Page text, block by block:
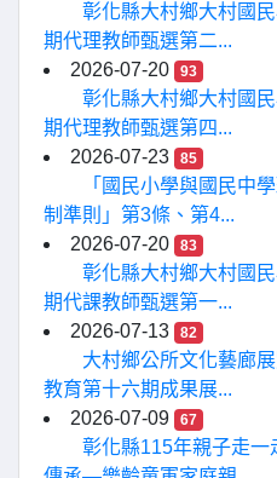
彰化縣大村鄉大村國
期代理教師甄選第二...
2026-07-20
93
彰化縣大村鄉大村國
期代理教師甄選第四...
2026-07-23
85
「國民小學與國民中
制準則」第3條、第4...
2026-07-20
83
彰化縣大村鄉大村國
期代課教師甄選第一...
2026-07-13
82
大村鄉公所文化藝廊
教育第十六期成果展...
2026-07-09
67
彰化縣115年親子走一